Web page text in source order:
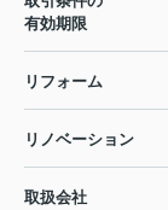
有効期限
リフォーム
リノベーション
取扱会社